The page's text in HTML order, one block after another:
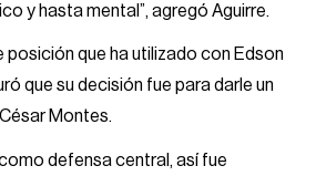
y hasta mental”, agregó Aguirre.
posición que ha utilizado con Edson
que su decisión fue para darle un
Montes.
defensa central, así fue